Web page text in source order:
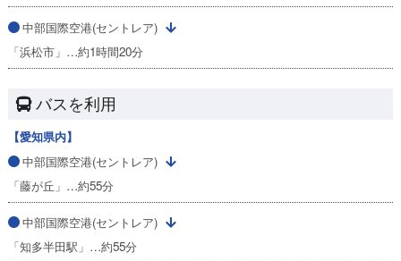
中部国際空港(セントレア)
「浜松市」…約1時間20分
バスを利用
【愛知県内】
中部国際空港(セントレア)
「藤が丘」…約55分
中部国際空港(セントレア)
「知多半田駅」…約55分